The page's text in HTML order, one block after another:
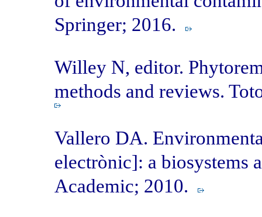
Springer; 2016.
Willey N, editor.
methods and reviews.
Vallero DA.
electrònic]: a biosystems
Academic; 2010.